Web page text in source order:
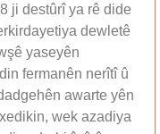
ji destûrî ya rê dide
dewletê
yaseyên
fermanên nerîtî û
awarte yên
wek azadiya